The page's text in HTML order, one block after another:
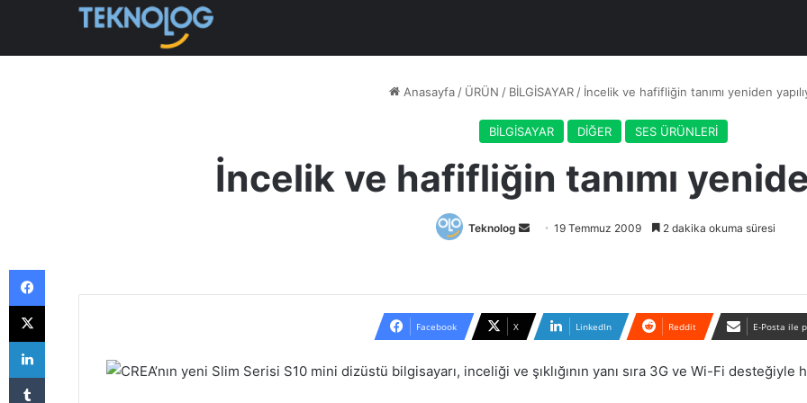
Anasayfa / ÜRÜN / BİLGİSAYAR / İncelik ve hafifliğin tanımı yeniden
BİLGİSAYAR DİĞER SES ÜRÜNLERİ
İncelik ve hafifliğin tanımı
Teknolog
Bir
göndermek
19 Temmuz 2009 2 dakika okuma süresi
Facebook X LinkedIn Reddit E-Posta ile
CREA’nın yeni Slim Serisi S10 mini dizüstü bilgisayarı, inceliği ve şıklığının yanı sıra 3G ve Wi-Fi
Facebook
X
LinkedIn
Tumblr